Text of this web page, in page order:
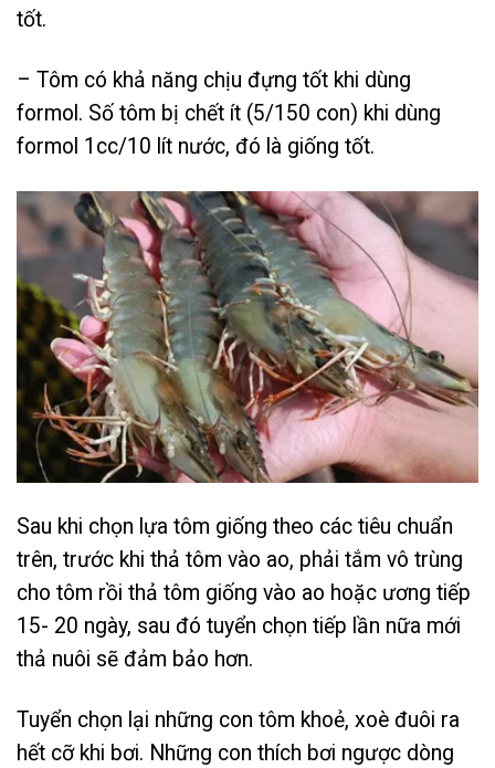
tốt.
– Tôm có khả năng chịu đựng tốt khi dùng
formol. Số tôm bị chết ít (5/150 con) khi dùng
formol 1cc/10 lít nước, đó là giống tốt.
Sau khi chọn lựa tôm giống theo các tiêu chuẩn
trên, trước khi thả tôm vào ao, phải tắm vô trùng
cho tôm rồi thả tôm giống vào ao hoặc ương tiếp
15- 20 ngày, sau đó tuyển chọn tiếp lần nữa mới
thả nuôi sẽ đảm bảo hơn.
Tuyển chọn lại những con tôm khoẻ, xoè đuôi ra
hết cỡ khi bơi. Những con thích bơi ngược dòng